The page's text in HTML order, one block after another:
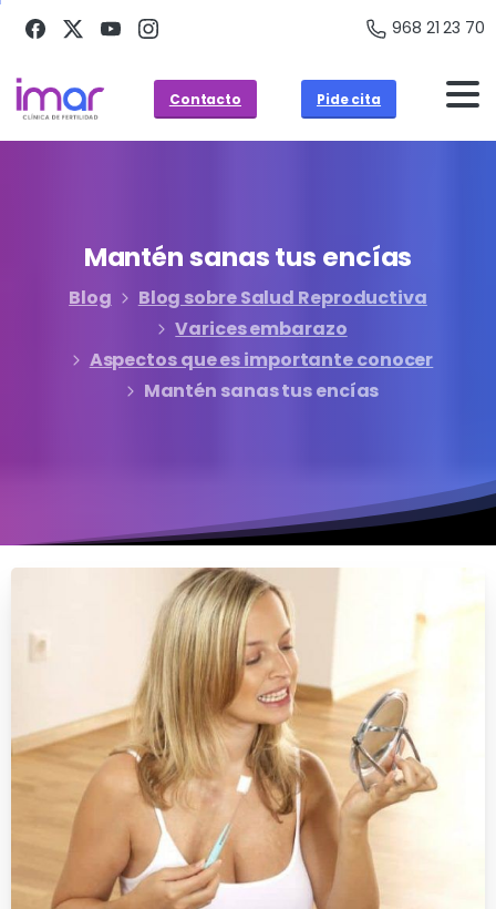
968 21 23 70
Contacto Pide cita
Manténsanastus encías
Blog
Blog sobre Salud Reproductiva
Varices embarazo
Aspectos que es importante conocer
Mantén sanas tus encías